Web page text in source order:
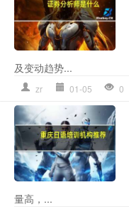
及变动趋势...
zr 01-05 0
量高，...